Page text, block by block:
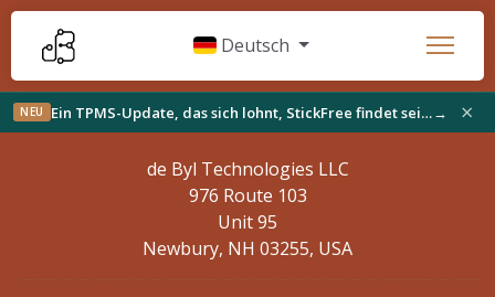
Deutsch
NEU Ein TPMS-Update, das sich lohnt, StickFree findet sein Publikum und Neues auf der Werkbank→ ×
Kontaktdaten
de Byl Technologies LLC
976 Route 103
Unit 95
Newbury, NH 03255, USA